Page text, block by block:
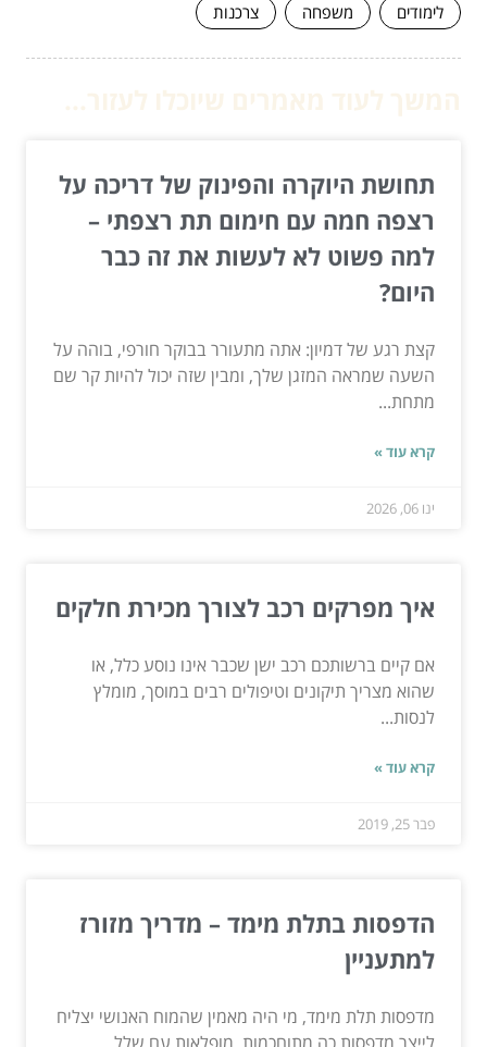
לימודים
משפחה צרכנות
תחושת היוקרה והפינוק של דריכה על
רצפה חמה עם חימום תת רצפתי –
למה פשוט לא לעשות את זה כבר
היום?
קצת רגע של דמיון: אתה מתעורר בבוקר חורפי, בוהה על
השעה שמראה המזגן שלך, ומבין שזה יכול להיות קר שם
מתחת...
קרא עוד »
ינו 06, 2026
איך מפרקים רכב לצורך מכירת חלקים
אם קיים ברשותכם רכב ישן שכבר אינו נוסע כלל, או
שהוא מצריך תיקונים וטיפולים רבים במוסך, מומלץ
לנסות...
קרא עוד »
פבר 25, 2019
הדפסות בתלת מימד – מדריך מזורז
למתעניין
מדפסות תלת מימד, מי היה מאמין שהמוח האנושי יצליח